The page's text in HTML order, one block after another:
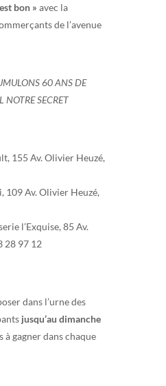
bon » avec la
de l’avenue
60 ANS DE
NOTRE SECRET
155 Av. Olivier Heuzé,
109 Av. Olivier Heuzé,
l’Exquise, 85 Av.
28 97 12
dans l’urne des
jusqu’au dimanche
à gagner dans chaque